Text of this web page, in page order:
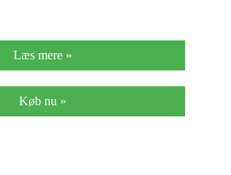
Læs mere »
Køb nu »